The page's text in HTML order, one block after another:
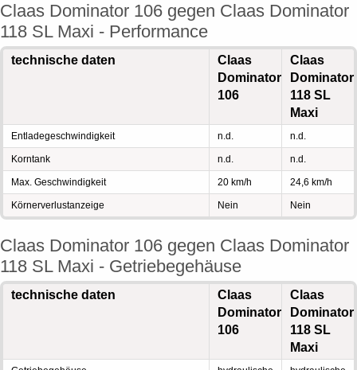
Claas Dominator 106 gegen Claas Dominator
118 SL Maxi - Performance
technische daten
Claas
Dominator
106
Claas
Dominator
118 SL
Maxi
Entladegeschwindigkeit n.d. n.d.
Korntank n.d. n.d.
Max. Geschwindigkeit 20 km/h 24,6 km/h
Körnerverlustanzeige Nein Nein
Claas Dominator 106 gegen Claas Dominator
118 SL Maxi - Getriebegehäuse
technische daten
Claas
Dominator
106
Claas
Dominator
118 SL
Maxi